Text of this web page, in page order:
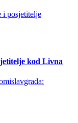
kod Livna